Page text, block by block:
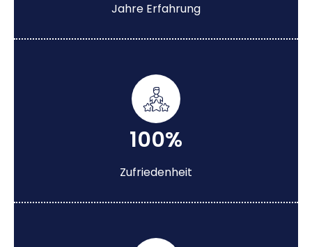
Jahre Erfahrung
100%
Zufriedenheit